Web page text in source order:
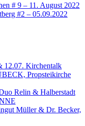
# 9 – 11. August 2022
#2 – 05.09.2022
12.07. Kirchentalk
Propsteikirche
Relin & Halberstadt
Müller & Dr. Becker,